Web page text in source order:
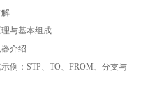
解
与基本组成
介绍
例：STP、TO、FROM、分支与